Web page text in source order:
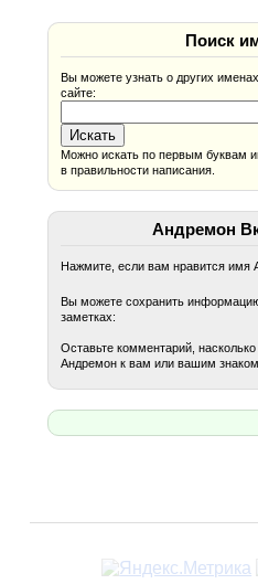
Поиск
Вы можете узнать о других
сайте:
Можно искать по первым буквам
в правильности написания.
Андремон
Нажмите, если вам нравится имя
Вы можете сохранить
заметках:
Оставьте комментарий,
Андремон к вам или вашим